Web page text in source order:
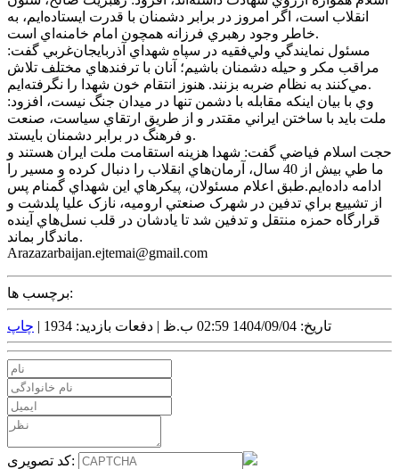
انقلاب است، اگر امروز در برابر دشمنان با قدرت ايستاده‌ايم، به
خاطر وجود رهبري فرزانه همچون امام خامنه‌اي است.
مسئول نمايندگي ولي‌فقيه در سپاه شهداي آذربايجان‌غربي گفت:
مراقب مکر و حيله دشمنان باشيم؛ آنان با ترفندهاي مختلف تلاش
مي‌کنند به نظام ضربه بزنند. هنوز انتقام خون شهدا را نگرفته‌ايم.
وي با بيان اينکه مقابله با دشمن تنها در ميدان جنگ نيست، افزود:
ملت بايد با ساختن ايراني مقتدر و از طريق ارتقاي سياست، صنعت
و فرهنگ در برابر دشمنان بايستد.
حجت اسلام فياضي گفت: شهدا هزينه استقامت ملت ايران هستند و
ما طي بيش از 40 سال، آرمان‌هاي انقلاب را دنبال کرده و مسير را
ادامه داده‌ايم.طبق اعلام مسئولان، پيکرهاي اين شهداي گمنام پس
از تشييع براي تدفين در شهرک صنعتي اروميه، نازک عليا پلدشت و
قرارگاه حمزه منتقل و تدفين شد تا يادشان در قلب نسل‌هاي آينده
ماندگار بماند.
Arazazarbaijan.ejtemai@gmail.com
برچسب ها:
تاریخ: 1404/09/04 02:59 ب.ظ | دفعات بازدید: 1934 | چاپ
کد تصویری: